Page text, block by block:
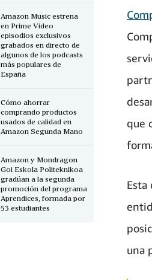
que
Esta
una
Amazon Music estrena
en Prime Video
episodios exclusivos
grabados en directo de
algunos de los podcasts
más populares de
España
Cómo ahorrar
comprando productos
usados de calidad en
Amazon Segunda Mano
Amazon y Mondragon
Goi Eskola Politeknikoa
gradúan a la segunda
promoción del programa
Aprendices, formada por
53 estudiantes